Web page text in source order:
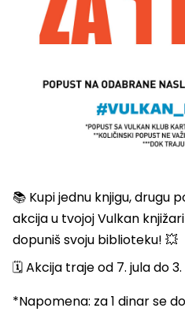
📚 Kupi jednu knjigu, drugu
akcija u tvojoj Vulkan
dopuniš svoju biblioteku! 💥
🗓️ Akcija traje od 7. jula do
*Napomena: za 1 dinar se